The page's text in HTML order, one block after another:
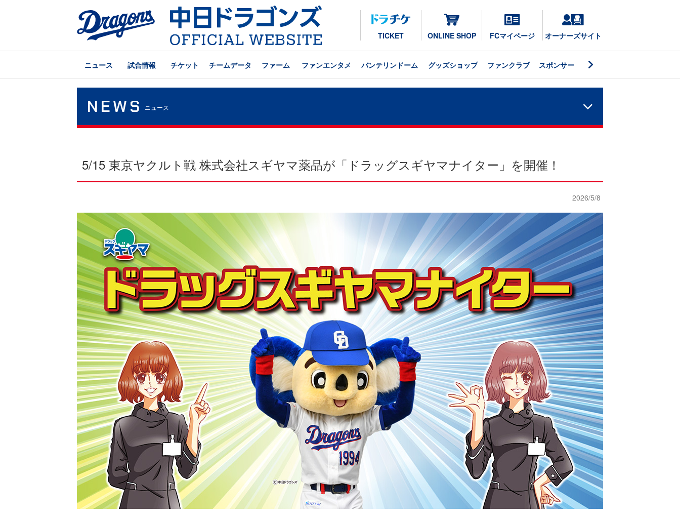
TICKET ONLINE SHOP FCマイページ オーナーズサイト
ニュース 試合情報 チケット チームデータ ファーム ファンエンタメ バンテリンドーム グッズショップ ファンクラブ スポンサー
NEWS ニュース
5/15 東京ヤクルト戦 株式会社スギヤマ薬品が「ドラッグスギヤマナイター」を開催！
2026/5/8